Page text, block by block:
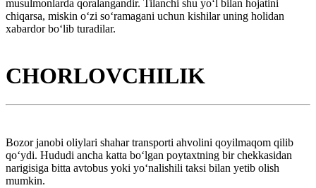
musulmonlarda qoralangandir. Tilanchi shu yo‘l bilan hojatini
chiqarsa, miskin o‘zi so‘ramagani uchun kishilar uning holidan
xabardor bo‘lib turadilar.
CHORLOVCHILIK
Bozor janobi oliylari shahar transporti ahvolini qoyilmaqom qilib
qo‘ydi. Hududi ancha katta bo‘lgan poytaxtning bir chekkasidan
narigisiga bitta avtobus yoki yo‘nalishili taksi bilan yetib olish
mumkin.